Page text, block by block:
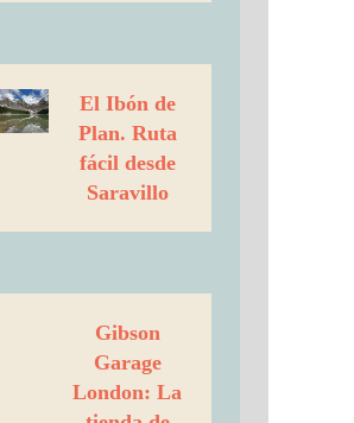
El Ibón de
Plan. Ruta
fácil desde
Saravillo
Gibson
Garage
London: La